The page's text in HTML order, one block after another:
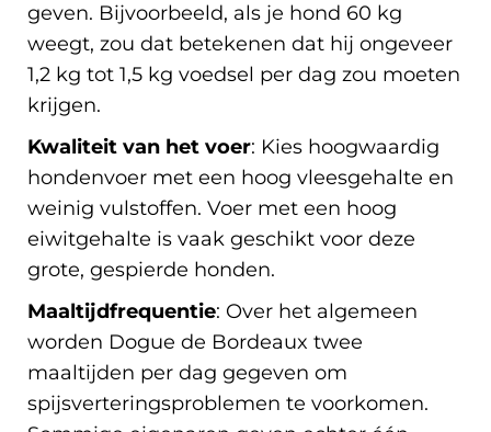
geven. Bijvoorbeeld, als je hond 60 kg
weegt, zou dat betekenen dat hij ongeveer
1,2 kg tot 1,5 kg voedsel per dag zou moeten
krijgen.
Kwaliteit van het voer: Kies hoogwaardig
hondenvoer met een hoog vleesgehalte en
weinig vulstoffen. Voer met een hoog
eiwitgehalte is vaak geschikt voor deze
grote, gespierde honden.
Maaltijdfrequentie: Over het algemeen
worden Dogue de Bordeaux twee
maaltijden per dag gegeven om
spijsverteringsproblemen te voorkomen.